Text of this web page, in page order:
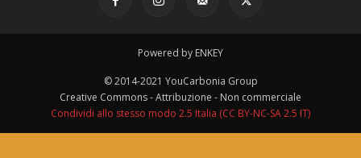
Powered by ENKEY
© 2014-2021 YouCarbonia Group
Creative Commons - Attribuzione - Non commerciale
Condividi allo stesso modo 2.5 Italia (CC BY-NC-SA 2.5 IT)